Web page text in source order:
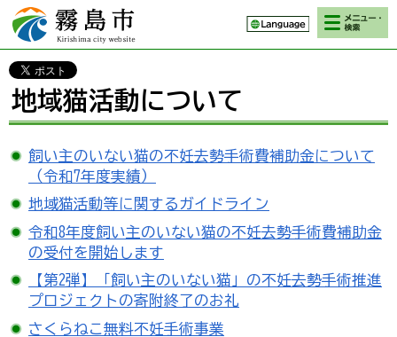
霧島市 Kirishima
city website
検索・メニ
ュー
地域猫活動について
飼い主のいない猫の不妊去勢手術費補助金について
（令和7年度実績）
地域猫活動等に関するガイドライン
令和8年度飼い主のいない猫の不妊去勢手術費補助金
の受付を開始します
【第2弾】「飼い主のいない猫」の不妊去勢手術推進
プロジェクトの寄附終了のお礼
さくらねこ無料不妊手術事業